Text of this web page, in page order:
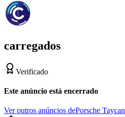
carregados
Verificado
Este anúncio está encerrado
Ver outros anúncios dePorsche Taycan